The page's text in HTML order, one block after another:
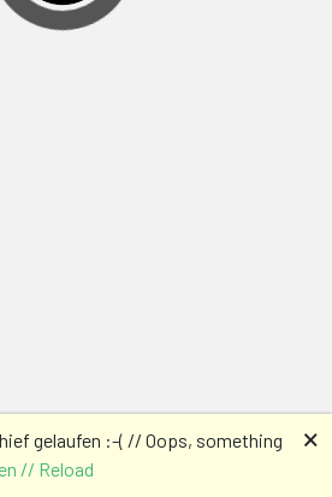
gelaufen :-( // Oops, something
// Reload
🗙